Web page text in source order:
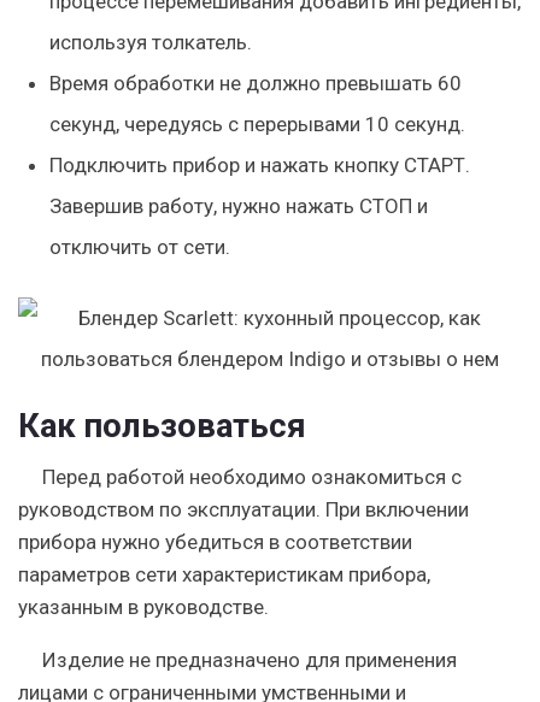
используя толкатель.
Время обработки не должно превышать 60
секунд, чередуясь с перерывами 10 секунд.
Подключить прибор и нажать кнопку СТАРТ.
Завершив работу, нужно нажать СТОП и
отключить от сети.
Как пользоваться
Перед работой необходимо ознакомиться с
руководством по эксплуатации. При включении
прибора нужно убедиться в соответствии
параметров сети характеристикам прибора,
указанным в руководстве.
Изделие не предназначено для применения
лицами с ограниченными умственными и